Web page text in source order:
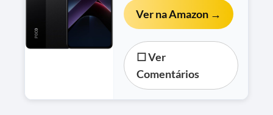
Ver na Amazon →
☐ Ver
Comentários